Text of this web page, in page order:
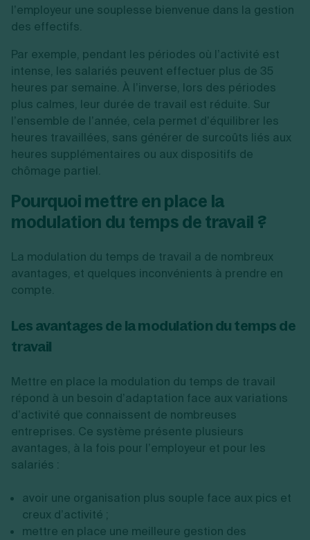
l’employeur une souplesse bienvenue dans la gestion
des effectifs.
Par exemple, pendant les périodes où l’activité est
intense, les salariés peuvent effectuer plus de 35
heures par semaine. À l’inverse, lors des périodes
plus calmes, leur durée de travail est réduite. Sur
l’ensemble de l’année, cela permet d’équilibrer les
heures travaillées, sans générer de surcoûts liés aux
heures supplémentaires ou aux dispositifs de
chômage partiel.
Pourquoi mettre en place la
modulation du temps de travail ?
La modulation du temps de travail a de nombreux
avantages, et quelques inconvénients à prendre en
compte.
Les avantages de la modulation du temps de
travail
Mettre en place la modulation du temps de travail
répond à un besoin d’adaptation face aux variations
d’activité que connaissent de nombreuses
entreprises. Ce système présente plusieurs
avantages, à la fois pour l’employeur et pour les
salariés :
avoir une organisation plus souple face aux pics et
creux d’activité ;
mettre en place une meilleure gestion des